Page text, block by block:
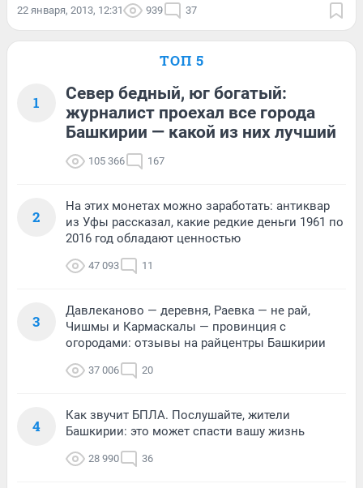
22 января, 2013, 12:31 939 37
ТОП 5
1
Север бедный, юг богатый:
журналист проехал все города
Башкирии — какой из них лучший
105 366 167
2
На этих монетах можно заработать: антиквар
из Уфы рассказал, какие редкие деньги 1961 по
2016 год обладают ценностью
47 093 11
3
Давлеканово — деревня, Раевка — не рай,
Чишмы и Кармаскалы — провинция с
огородами: отзывы на райцентры Башкирии
37 006 20
4
Как звучит БПЛА. Послушайте, жители
Башкирии: это может спасти вашу жизнь
28 990 36